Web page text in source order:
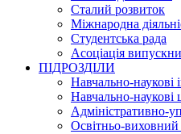
Сталий розвиток
Міжнародна
Студентська рада
Асоціація
ПІДРОЗДІЛИ
Навчально-наукові
Навчально-наукові
Адміністративно-
Освітньо-